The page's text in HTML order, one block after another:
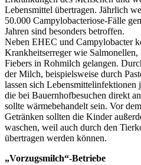
Lebensmittel übertragen. Jährlich
50.000 Campylobacteriose-Fälle
Jahren sind besonders betroffen.
Neben EHEC und Campylobacter
Krankheitserreger wie
Fiebers in Rohmilch gelangen.
der Milch, beispielsweise durch
lassen sich
die bei Bauernhofbesuchen direkt
sollte wärmebehandelt sein. Vor
Getränken sollten die Kinder
waschen, weil auch durch den
übertragen werden können.
„Vorzugsmilch“-Betriebe